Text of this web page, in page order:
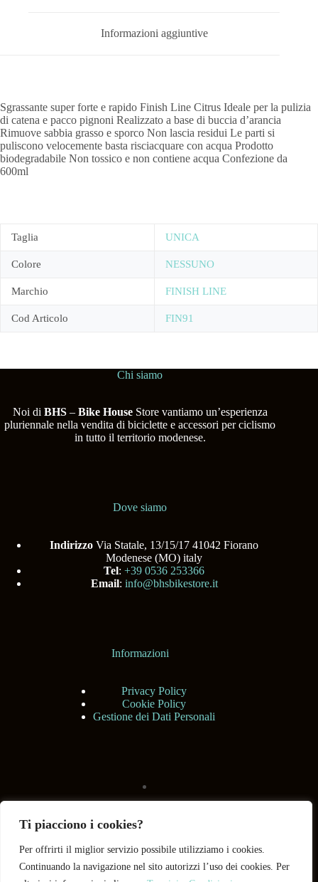
Ti piacciono i cookies?
Per offrirti il miglior servizio possibile utilizziamo i cookies.
Continuando la navigazione nel sito autorizzi l’uso dei cookies. Per
Informazioni aggiuntive
Sgrassante super forte e rapido Finish Line Citrus Ideale per la pulizia
di catena e pacco pignoni Realizzato a base di buccia d’arancia
Rimuove sabbia grasso e sporco Non lascia residui Le parti si
puliscono velocemente basta risciacquare con acqua Prodotto
biodegradabile Non tossico e non contiene acqua Confezione da
600ml
Taglia UNICA
Colore NESSUNO
Marchio FINISH LINE
Cod Articolo FIN91
Chi siamo
Noi di BHS– Bike HouseStore vantiamo un’esperienza
pluriennale nella vendita di biciclette e accessori per ciclismo
in tutto il territorio modenese.
Dove siamo
Indirizzo Via Statale, 13/15/17 41042 Fiorano
Modenese (MO) italy
Tel:+39 0536 253366
Email: info@bhsbikestore.it
Informazioni
Privacy Policy
Cookie Policy
Gestione dei Dati Personali